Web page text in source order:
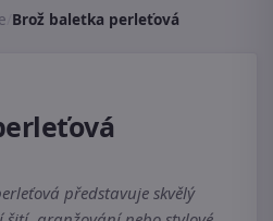
Brož baletka perleťová
představuje skvělý